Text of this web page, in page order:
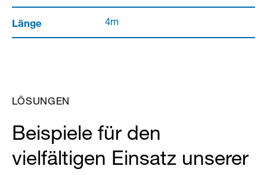
Länge 4m
LÖSUNGEN
Beispiele für den
vielfältigen Einsatz unserer